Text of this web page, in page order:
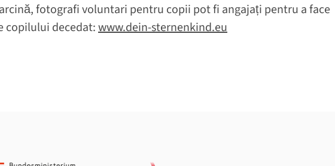
fotografi voluntari pentru copii pot fi angajați pentru a face
copilului decedat:www.dein-sternenkind.eu